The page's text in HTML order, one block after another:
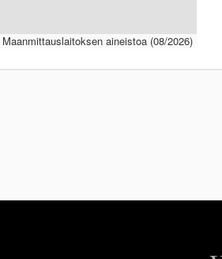
aineistoa (08/2026)